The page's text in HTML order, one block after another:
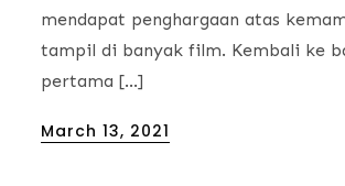
mendapat penghargaan atas
tampil di banyak film. Kembali ke
pertama […]
Posted
March 13, 2021